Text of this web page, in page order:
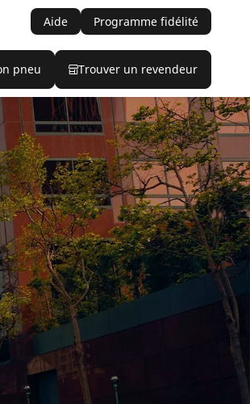
Aide Programme fidélité
pneu Trouver un revendeur